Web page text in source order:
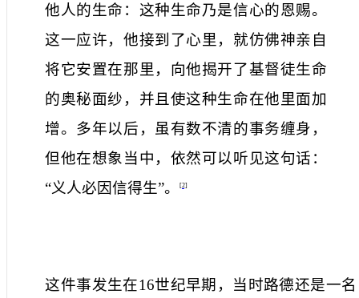
他人的生命：这种生命乃是信心的恩赐。
这一应许，他接到了心里，就仿佛神亲自
将它安置在那里，向他揭开了基督徒生命
的奥秘面纱，并且使这种生命在他里面加
增。多年以后，虽有数不清的事务缠身，
但他在想象当中，依然可以听见这句话：
“义人必因信得生”。
[2]
这件事发生在16世纪早期，当时路德还是一名